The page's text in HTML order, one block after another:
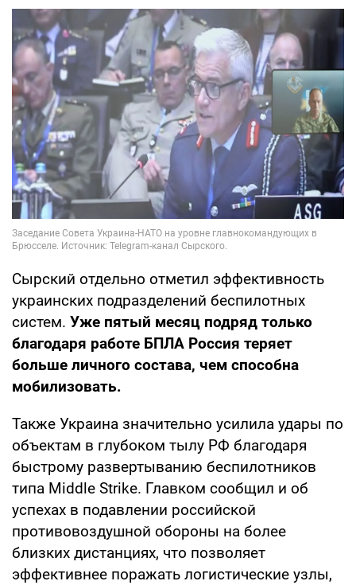
Сырский отдельно отметил эффективность
украинских подразделений беспилотных
систем. Уже пятый месяц подряд только
благодаря работе БПЛА Россия теряет
больше личного состава, чем способна
мобилизовать.
Также Украина значительно усилила удары по
объектам в глубоком тылу РФ благодаря
быстрому развертыванию беспилотников
типа Middle Strike. Главком сообщил и об
успехах в подавлении российской
противовоздушной обороны на более
близких дистанциях, что позволяет
эффективнее поражать логистические узлы,